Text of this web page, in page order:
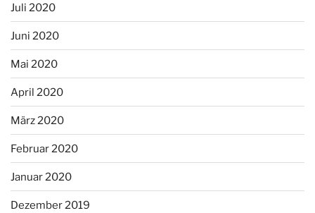
Juli 2020
Juni 2020
Mai 2020
April 2020
März 2020
Februar 2020
Januar 2020
Dezember 2019